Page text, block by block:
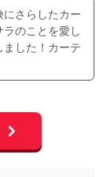
さらしたカー
のことを愛し
した！カーテ